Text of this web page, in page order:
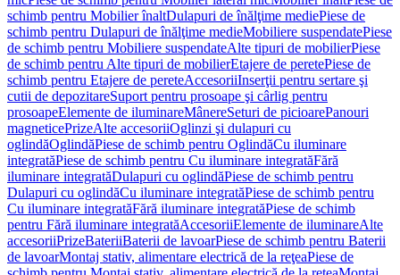
schimb pentru Mobilier înaltDulapuri de înălţime mediePiese de
schimb pentru Dulapuri de înălţime medieMobiliere suspendatePiese
de schimb pentru Mobiliere suspendateAlte tipuri de mobilierPiese
de schimb pentru Alte tipuri de mobilierEtajere de peretePiese de
schimb pentru Etajere de pereteAccesoriiInserţii pentru sertare şi
cutii de depozitareSuport pentru prosoape şi cârlig pentru
prosoapeElemente de iluminareMânereSeturi de picioarePanouri
magneticePrizeAlte accesoriiOglinzi şi dulapuri cu
oglindăOglindăPiese de schimb pentru OglindăCu iluminare
integratăPiese de schimb pentru Cu iluminare integratăFără
iluminare integratăDulapuri cu oglindăPiese de schimb pentru
Dulapuri cu oglindăCu iluminare integratăPiese de schimb pentru
Cu iluminare integratăFără iluminare integratăPiese de schimb
pentru Fără iluminare integratăAccesoriiElemente de iluminareAlte
accesoriiPrizeBateriiBaterii de lavoarPiese de schimb pentru Baterii
de lavoarMontaj stativ, alimentare electrică de la reţeaPiese de